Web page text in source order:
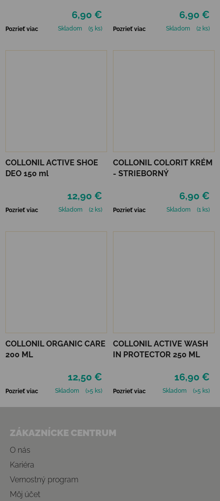
6,90 €
Pozrieť viac Skladom (5 ks)
6,90 €
Pozrieť viac Skladom (2 ks)
COLLONIL ACTIVE SHOE
DEO 150 ml
12,90 €
Pozrieť viac Skladom (2 ks)
COLLONIL COLORIT KRÉM
- STRIEBORNÝ
6,90 €
Pozrieť viac Skladom (1 ks)
COLLONIL ORGANIC CARE
200 ML
12,50 €
Pozrieť viac Skladom (>5 ks)
COLLONIL ACTIVE WASH
IN PROTECTOR 250 ML
16,90 €
Pozrieť viac Skladom (>5 ks)
ZÁKAZNÍCKE CENTRUM
O nás
Kariéra
Vernostný program
Môj účet